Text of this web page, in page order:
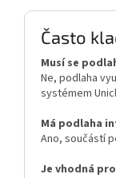
Často
Musí se
Ne, podlaha
systémem
Má podlaha
Ano, součástí
Je vhodná